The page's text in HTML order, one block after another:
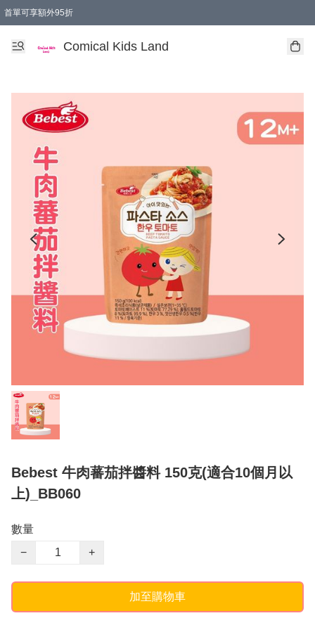
首單可享額外95折
Comical Kids Land
Bebest 牛肉蕃茄拌醬料 150克(適合10個月以
上)_BB060
數量
−
+
加至購物車